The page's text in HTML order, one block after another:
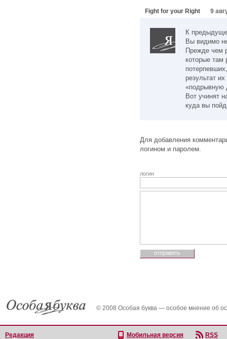
Fight for your Right 9
К
Вы видимо
Прежде чем
которые там
результат
«подрывную
Вот учинят
куда вы
Для добавления
логином и паролем.
логин
© 2008 Особая буква — особое мнение об
Редакция Мобильная версия
RSS